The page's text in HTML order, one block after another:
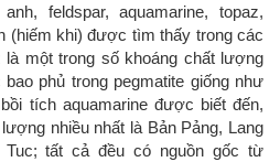
feldspar, aquamarine, topaz,
(hiếm khi) được tìm thấy trong các
là một trong số khoáng chất lượng
phủ trong pegmatite giống như
tích aquamarine được biết đến,
nhiều nhất là Bản Pảng, Lang
tất cả đều có nguồn gốc từ